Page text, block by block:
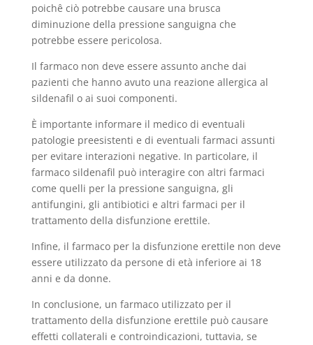
poichê ciò potrebbe causare una brusca
diminuzione della pressione sanguigna che
potrebbe essere pericolosa.
Il farmaco non deve essere assunto anche dai
pazienti che hanno avuto una reazione allergica al
sildenafil o ai suoi componenti.
È importante informare il medico di eventuali
patologie preesistenti e di eventuali farmaci assunti
per evitare interazioni negative. In particolare, il
farmaco sildenafil può interagire con altri farmaci
come quelli per la pressione sanguigna, gli
antifungini, gli antibiotici e altri farmaci per il
trattamento della disfunzione erettile.
Infine, il farmaco per la disfunzione erettile non deve
essere utilizzato da persone di età inferiore ai 18
anni e da donne.
In conclusione, un farmaco utilizzato per il
trattamento della disfunzione erettile può causare
effetti collaterali e controindicazioni, tuttavia, se